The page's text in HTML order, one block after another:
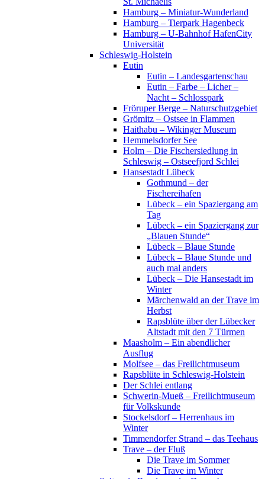
Hamburg – Miniatur-Wunderland
Hamburg – Tierpark Hagenbeck
Hamburg – U-Bahnhof HafenCity
Universität
Schleswig-Holstein
Eutin
Eutin – Landesgartenschau
Eutin – Farbe – Licher –
Nacht – Schlosspark
Fröruper Berge – Naturschutzgebiet
Grömitz – Ostsee in Flammen
Haithabu – Wikinger Museum
Hemmelsdorfer See
Holm – Die Fischersiedlung in
Schleswig – Ostseefjord Schlei
Hansestadt Lübeck
Gothmund – der
Fischereihafen
Lübeck – ein Spaziergang am
Tag
Lübeck – ein Spaziergang zur
„Blauen Stunde“
Lübeck – Blaue Stunde
Lübeck – Blaue Stunde und
auch mal anders
Lübeck – Die Hansestadt im
Winter
Märchenwald an der Trave im
Herbst
Rapsblüte über der Lübecker
Altstadt mit den 7 Türmen
Maasholm – Ein abendlicher
Ausflug
Molfsee – das Freilichtmuseum
Rapsblüte in Schleswig-Holstein
Der Schlei entlang
Schwerin-Mueß – Freilichtmuseum
für Volkskunde
Stockelsdorf – Herrenhaus im
Winter
Timmendorfer Strand – das Teehaus
Trave – der Fluß
Die Trave im Sommer
Die Trave im Winter